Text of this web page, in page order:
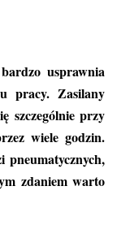
bardzo usprawnia
pracy. Zasilany
szczególnie przy
wiele godzin.
pneumatycznych,
zdaniem warto